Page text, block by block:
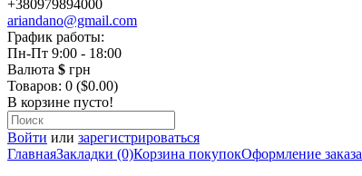
+380979894000
ariandano@gmail.com
График работы:
Пн-Пт 9:00 - 18:00
Валюта $ грн
Товаров: 0 ($0.00)
В корзине пусто!
Войти или зарегистрироваться
ГлавнаяЗакладки (0)Корзина покупокОформление заказа